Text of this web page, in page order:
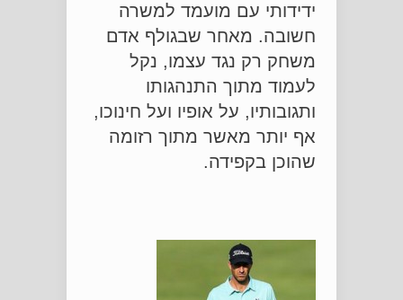
ידידותי עם מועמד למשרה
חשובה. מאחר שבגולף אדם
משחק רק נגד עצמו, נקל
לעמוד מתוך התנהגותו
ותגובותיו, על אופיו ועל חינוכו,
אף יותר מאשר מתוך רזומה
שהוכן בקפידה.